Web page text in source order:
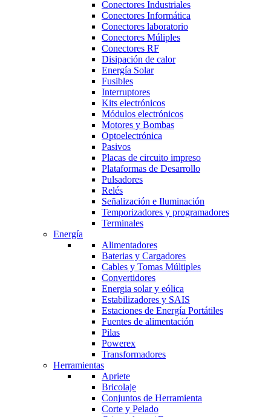
Conectores Industriales
Conectores Informática
Conectores laboratorio
Conectores Múliples
Conectores RF
Disipación de calor
Energía Solar
Fusibles
Interruptores
Kits electrónicos
Módulos electrónicos
Motores y Bombas
Optoelectrónica
Pasivos
Placas de circuito impreso
Plataformas de Desarrollo
Pulsadores
Relés
Señalización e Iluminación
Temporizadores y programadores
Terminales
Energía
Alimentadores
Baterias y Cargadores
Cables y Tomas Múltiples
Convertidores
Energia solar y eólica
Estabilizadores y SAIS
Estaciones de Energía Portátiles
Fuentes de alimentación
Pilas
Powerex
Transformadores
Herramientas
Apriete
Bricolaje
Conjuntos de Herramienta
Corte y Pelado